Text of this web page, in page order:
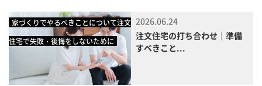
家づくりでやるべきことについて注文
住宅で失敗・後悔をしないために
2026.06.24
注文住宅の打ち合わせ｜準備
すべきこと...